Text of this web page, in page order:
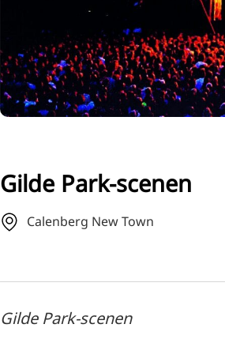
Gilde Park-scenen
Calenberg New Town
Gilde Park-scenen